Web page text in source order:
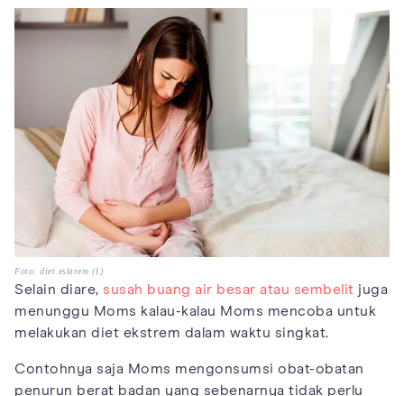
Foto: diet esktrem (1)
Selain diare, susah buang air besar atau sembelit juga
menunggu Moms kalau-kalau Moms mencoba untuk
melakukan diet ekstrem dalam waktu singkat.
Contohnya saja Moms mengonsumsi obat-obatan
penurun berat badan yang sebenarnya tidak perlu